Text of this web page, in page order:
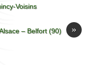
Voisins
»
– Belfort (90)